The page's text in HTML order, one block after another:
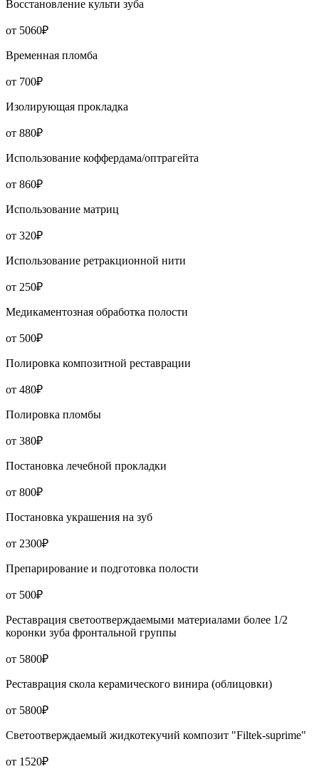
Восстановление культи зуба
от 5060₽
Временная пломба
от 700₽
Изолирующая прокладка
от 880₽
Использование коффердама/оптрагейта
от 860₽
Использование матриц
от 320₽
Использование ретракционной нити
от 250₽
Медикаментозная обработка полости
от 500₽
Полировка композитной реставрации
от 480₽
Полировка пломбы
от 380₽
Постановка лечебной прокладки
от 800₽
Постановка украшения на зуб
от 2300₽
Препарирование и подготовка полости
от 500₽
Реставрация светоотверждаемыми материалами более 1/2
коронки зуба фронтальной группы
от 5800₽
Реставрация скола керамического винира (облицовки)
от 5800₽
Светоотверждаемый жидкотекучий композит "Filtek-suprime"
от 1520₽